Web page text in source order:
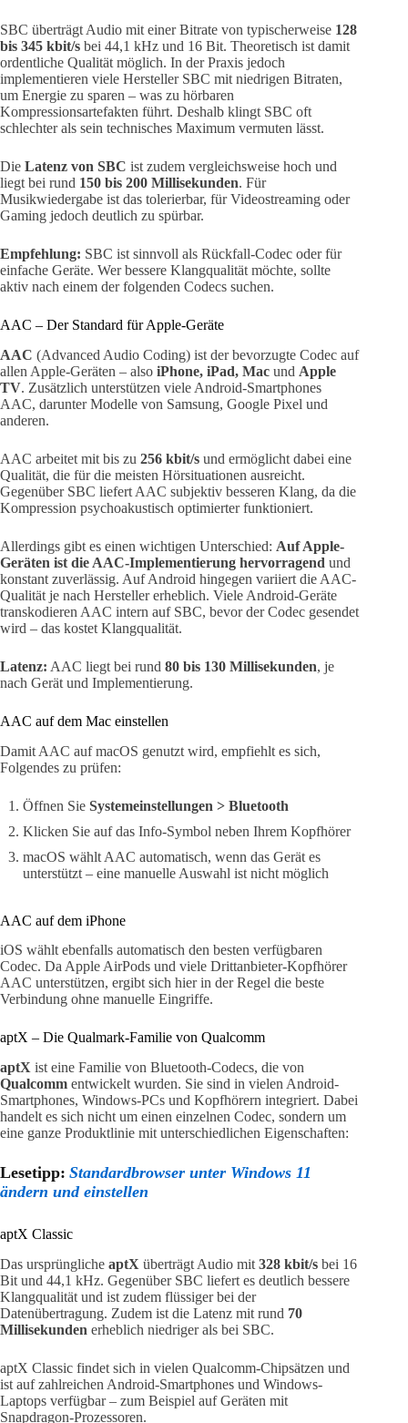
SBC überträgt Audio mit einer Bitrate von typischerweise 128
bis 345 kbit/s bei 44,1 kHz und 16 Bit. Theoretisch ist damit
ordentliche Qualität möglich. In der Praxis jedoch
implementieren viele Hersteller SBC mit niedrigen Bitraten,
um Energie zu sparen – was zu hörbaren
Kompressionsartefakten führt. Deshalb klingt SBC oft
schlechter als sein technisches Maximum vermuten lässt.
Die Latenz von SBC ist zudem vergleichsweise hoch und
liegt bei rund 150 bis 200 Millisekunden. Für
Musikwiedergabe ist das tolerierbar, für Videostreaming oder
Gaming jedoch deutlich zu spürbar.
Empfehlung: SBC ist sinnvoll als Rückfall-Codec oder für
einfache Geräte. Wer bessere Klangqualität möchte, sollte
aktiv nach einem der folgenden Codecs suchen.
AAC – Der Standard für Apple-Geräte
AAC (Advanced Audio Coding) ist der bevorzugte Codec auf
allen Apple-Geräten – also iPhone, iPad, Mac und Apple
TV. Zusätzlich unterstützen viele Android-Smartphones
AAC, darunter Modelle von Samsung, Google Pixel und
anderen.
AAC arbeitet mit bis zu 256 kbit/s und ermöglicht dabei eine
Qualität, die für die meisten Hörsituationen ausreicht.
Gegenüber SBC liefert AAC subjektiv besseren Klang, da die
Kompression psychoakustisch optimierter funktioniert.
Allerdings gibt es einen wichtigen Unterschied: Auf Apple-
Geräten ist die AAC-Implementierung hervorragend und
konstant zuverlässig. Auf Android hingegen variiert die AAC-
Qualität je nach Hersteller erheblich. Viele Android-Geräte
transkodieren AAC intern auf SBC, bevor der Codec gesendet
wird – das kostet Klangqualität.
Latenz: AAC liegt bei rund 80 bis 130 Millisekunden, je
nach Gerät und Implementierung.
AAC auf dem Mac einstellen
Damit AAC auf macOS genutzt wird, empfiehlt es sich,
Folgendes zu prüfen:
Öffnen Sie Systemeinstellungen > Bluetooth
Klicken Sie auf das Info-Symbol neben Ihrem Kopfhörer
macOS wählt AAC automatisch, wenn das Gerät es
unterstützt – eine manuelle Auswahl ist nicht möglich
AAC auf dem iPhone
iOS wählt ebenfalls automatisch den besten verfügbaren
Codec. Da Apple AirPods und viele Drittanbieter-Kopfhörer
AAC unterstützen, ergibt sich hier in der Regel die beste
Verbindung ohne manuelle Eingriffe.
aptX – Die Qualmark-Familie von Qualcomm
aptX ist eine Familie von Bluetooth-Codecs, die von
Qualcomm entwickelt wurden. Sie sind in vielen Android-
Smartphones, Windows-PCs und Kopfhörern integriert. Dabei
handelt es sich nicht um einen einzelnen Codec, sondern um
eine ganze Produktlinie mit unterschiedlichen Eigenschaften:
Lesetipp: Standardbrowser unter Windows 11
ändern und einstellen
aptX Classic
Das ursprüngliche aptX überträgt Audio mit 328 kbit/s bei 16
Bit und 44,1 kHz. Gegenüber SBC liefert es deutlich bessere
Klangqualität und ist zudem flüssiger bei der
Datenübertragung. Zudem ist die Latenz mit rund 70
Millisekunden erheblich niedriger als bei SBC.
aptX Classic findet sich in vielen Qualcomm-Chipsätzen und
ist auf zahlreichen Android-Smartphones und Windows-
Laptops verfügbar – zum Beispiel auf Geräten mit
Snapdragon-Prozessoren.